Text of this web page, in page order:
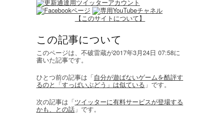
【このサイトについて】
この記事について
このページは、不破雷蔵が2017年3月24日 07:58に
書いた記事です。
ひとつ前の記事は「自分が遊ばないゲームを酷評す
るのと「すっぱいぶどう」は似ている 」です。
次の記事は「ツイッターに有料サービスが登場する
かも、との話 」です。